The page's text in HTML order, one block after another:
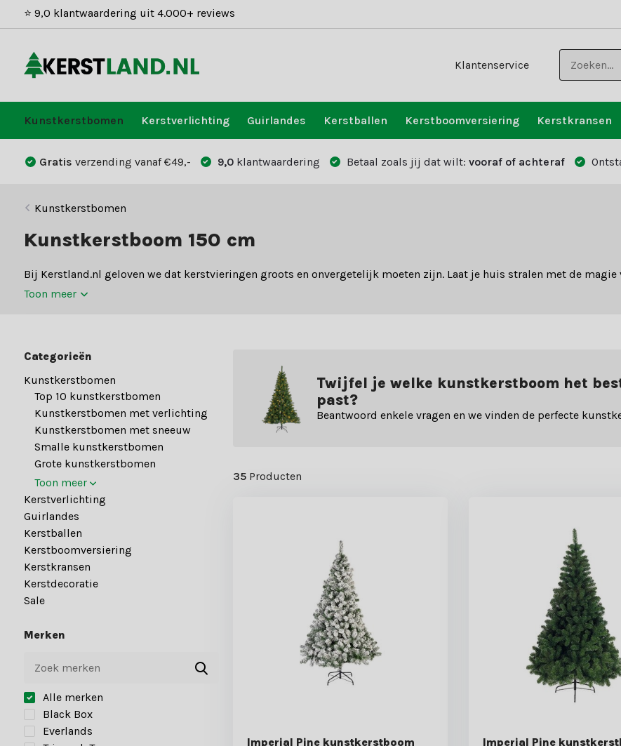
⭐ 9,0 klantwaardering uit 4.000+ reviews
Klantenservice
Kunstkerstbomen Kerstverlichting Guirlandes Kerstballen Kerstboomversiering Kerstkransen
Gratis verzending vanaf €49,- 9,0 klantwaardering Betaal zoals jij dat wilt: vooraf of achteraf
Kunstkerstbomen
Kunstkerstboom 150 cm
Bij Kerstland.nl geloven we dat kerstvieringen groots en onvergetelijk moeten zijn. Laat je huis stralen met de
Toon meer
Categorieën
Kunstkerstbomen
Top 10 kunstkerstbomen
Kunstkerstbomen met verlichting
Kunstkerstbomen met sneeuw
Smalle kunstkerstbomen
Grote kunstkerstbomen
Toon meer
Kerstverlichting
Guirlandes
Kerstballen
Kerstboomversiering
Kerstkransen
Kerstdecoratie
Sale
Merken
Alle merken
Black Box
Everlands
Twijfel je welke kunstkerstboom het
past?
Beantwoord enkele vragen en we vinden de perfecte
35Producten
Imperial Pine kunstkerstboom
Imperial Pine